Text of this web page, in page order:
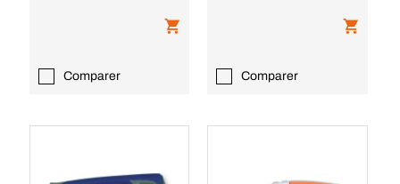
Comparer Comparer